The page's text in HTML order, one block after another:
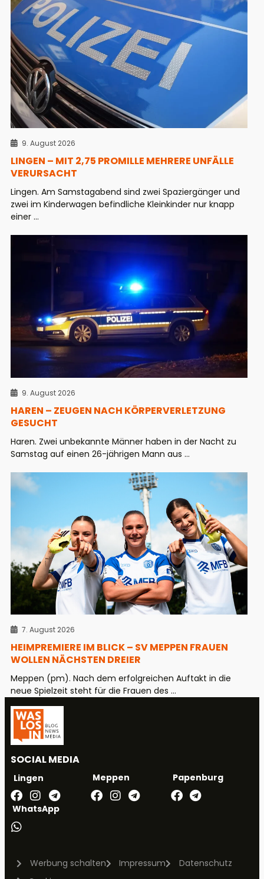
9. August 2026
LINGEN – MIT 2,75 PROMILLE MEHRERE UNFÄLLE
VERURSACHT
Lingen. Am Samstagabend sind zwei Spaziergänger und
zwei im Kinderwagen befindliche Kleinkinder nur knapp
einer ...
9. August 2026
HAREN – ZEUGEN NACH KÖRPERVERLETZUNG
GESUCHT
Haren. Zwei unbekannte Männer haben in der Nacht zu
Samstag auf einen 26-jährigen Mann aus ...
7. August 2026
HEIMPREMIERE IM BLICK – SV MEPPEN FRAUEN
WOLLEN NÄCHSTEN DREIER
Meppen (pm). Nach dem erfolgreichen Auftakt in die
neue Spielzeit steht für die Frauen des ...
SOCIAL MEDIA
Lingen Meppen Papenburg
WhatsApp
Werbung schalten Impressum
Datenschutz